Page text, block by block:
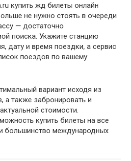
купить жд билеты онлайн
не нужно стоять в очереди
— достаточно
поиска. Укажите станцию
дату и время поездки, а сервис
поездов по вашему
вариант исходя из
а также забронировать и
стоимости.
купить билеты на все
большинство международных